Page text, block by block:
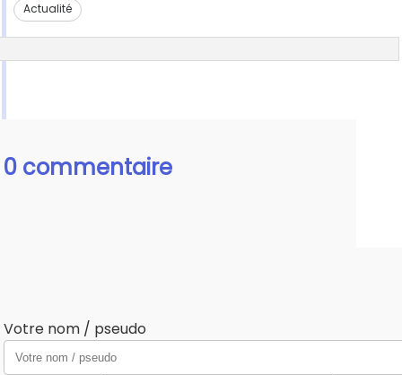
Actualité
0 commentaire
Votre nom / pseudo